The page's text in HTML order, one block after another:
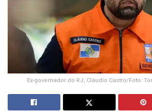
Ex-governador do RJ, Cláudio Castro/Foto: